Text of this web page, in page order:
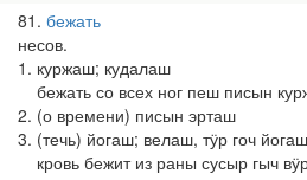
81 бежать
несов.
1. куржаш; кудалаш
бежать со всех ног пеш писын
2. (о времени) писын эрташ
3. (течь) йогаш; велаш, тӱр гоч йогаш
кровь бежит из раны сусыр гыч